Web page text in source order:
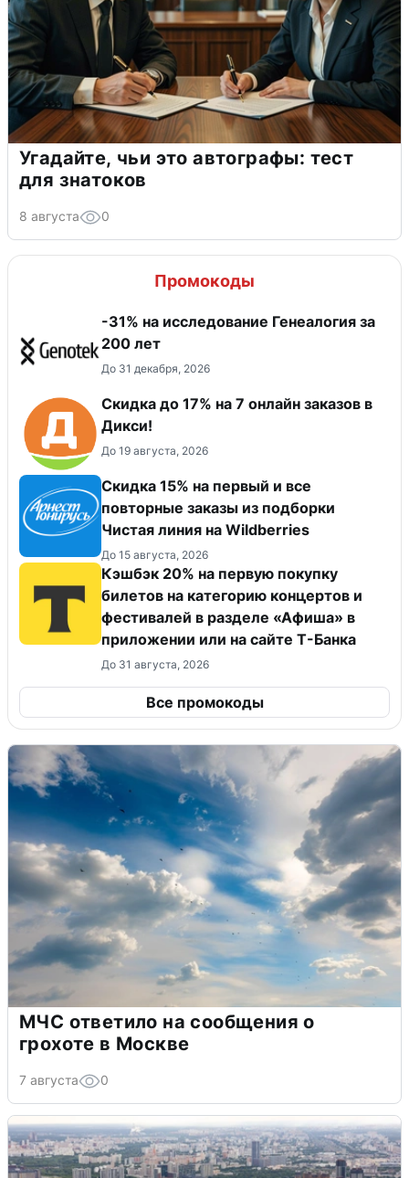
Угадайте, чьи это автографы: тест
для знатоков
8 августа 0
Промокоды
-31% на исследование Генеалогия за
200 лет
До 31 декабря, 2026
Скидка до 17% на 7 онлайн заказов в
Дикси!
До 19 августа, 2026
Скидка 15% на первый и все
повторные заказы из подборки
Чистая линия на Wildberries
До 15 августа, 2026
Кэшбэк 20% на первую покупку
билетов на категорию концертов и
фестивалей в разделе «Афиша» в
приложении или на сайте Т-Банка
До 31 августа, 2026
Все промокоды
МЧС ответило на сообщения о
грохоте в Москве
7 августа 0